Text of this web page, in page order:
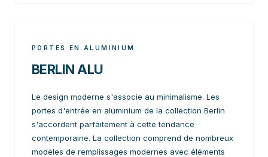
PORTES EN ALUMINIUM
BERLIN ALU
Le design moderne s'associe au minimalisme. Les
portes d'entrée en aluminium de la collection Berlin
s'accordent parfaitement à cette tendance
contemporaine. La collection comprend de nombreux
modèles de remplissages modernes avec éléments